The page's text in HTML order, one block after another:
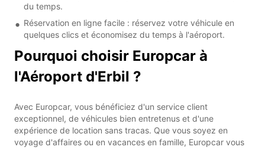
du temps.
Réservation en ligne facile : réservez votre véhicule en
quelques clics et économisez du temps à l'aéroport.
Pourquoi choisir Europcar à
l'Aéroport d'Erbil ?
Avec Europcar, vous bénéficiez d'un service client
exceptionnel, de véhicules bien entretenus et d'une
expérience de location sans tracas. Que vous soyez en
voyage d'affaires ou en vacances en famille, Europcar vous